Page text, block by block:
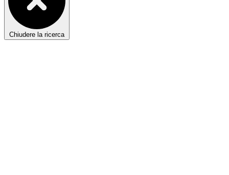
Chiudere la ricerca